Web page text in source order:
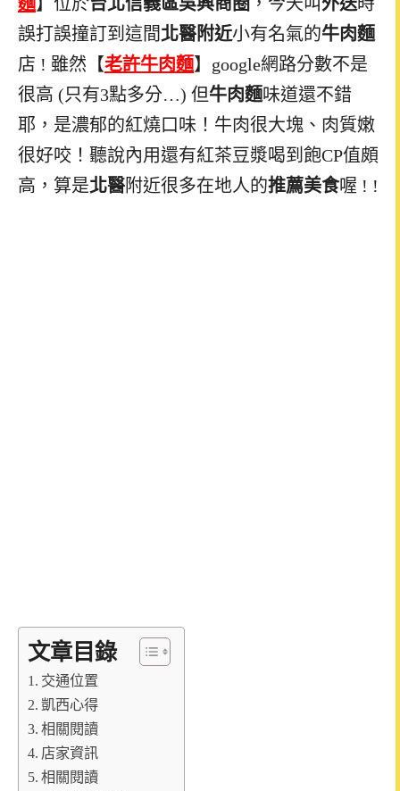
誤打誤撞訂到這間北醫附近小有名氣的牛肉麵
店 ! 雖然【老許牛肉麵】google網路分數不是
很高 (只有3點多分…) 但牛肉麵味道還不錯
耶，是濃郁的紅燒口味！牛肉很大塊、肉質嫩
很好咬！聽說內用還有紅茶豆漿喝到飽CP值頗
高，算是北醫附近很多在地人的推薦美食喔 ! !
文章目錄
交通位置
凱西心得
相關閱讀
店家資訊
相關閱讀